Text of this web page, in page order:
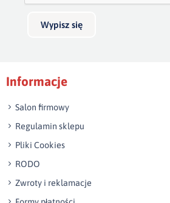
Wypisz się
Informacje
Salon firmowy
Regulamin sklepu
Pliki Cookies
RODO
Zwroty i reklamacje